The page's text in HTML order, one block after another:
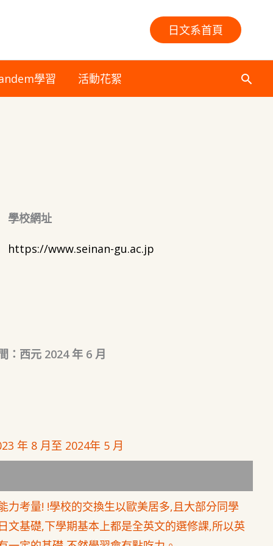
日文系首頁
學習 活動花絮
搜
尋
學校網址
https://www.seinan-gu.ac.jp
：西元 2024 年 6 月
年 8 月至 2024年 5 月
力考量! !學校的交換生以歐美居多,且大部分同學
文基礎,下學期基本上都是全英文的選修課,所以英